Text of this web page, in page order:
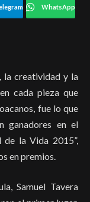
WhatsApp
la creatividad y la
cada pieza que
fue lo que
ganadores en el
la Vida 2015”,
en premios.
Samuel Tavera